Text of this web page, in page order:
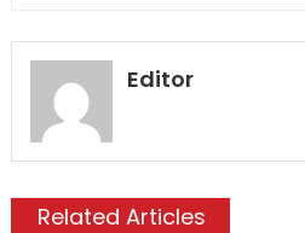
Editor
Related Articles